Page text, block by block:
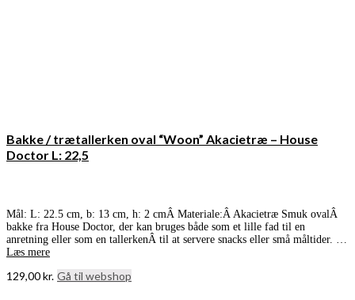
Bakke / trætallerken oval “Woon” Akacietræ – House
Doctor L: 22,5
Mål: L: 22.5 cm, b: 13 cm, h: 2 cmÂ Materiale:Â Akacietræ Smuk ovalÂ
bakke fra House Doctor, der kan bruges både som et lille fad til en
anretning eller som en tallerkenÂ til at servere snacks eller små måltider. …
Læs mere
129,00kr. Gå til webshop